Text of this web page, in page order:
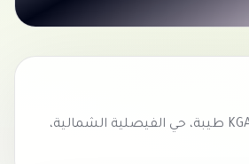
KGAB3486، 3486، 7149 طيبة، حي الفيصلية الشمالية،